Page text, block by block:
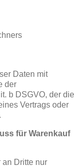
Daten mit
der
b DSGVO, der die
Vertrags oder
für Warenkauf
an Dritte nur